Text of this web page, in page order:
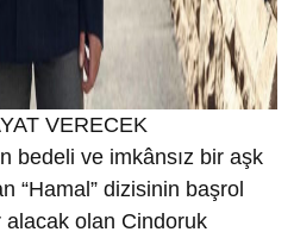
VERECEK
bedeli ve imkânsız bir aşk
“Hamal” dizisinin başrol
alacak olan Cindoruk